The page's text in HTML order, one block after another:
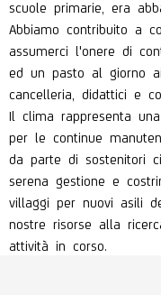
scuole primarie, era
Abbiamo contribuito a
assumerci l'onere di
ed un pasto al giorno
cancelleria, didattici e
Il clima rappresenta
per le continue
da parte di sostenitori
serena gestione e
villaggi per nuovi asili
nostre risorse alla
attività in corso.